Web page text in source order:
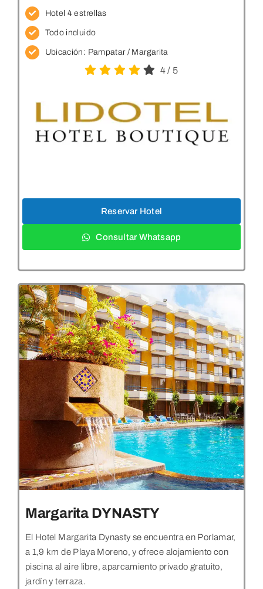
Hotel 4 estrellas
Todo incluido
Ubicación: Pampatar/ Margarita
4/ 5
Reservar Hotel
Consultar Whatsapp
Margarita DYNASTY
El Hotel Margarita Dynasty se encuentra en Porlamar,
a 1,9 km de Playa Moreno, y ofrece alojamiento con
piscina al aire libre, aparcamiento privado gratuito,
jardín y terraza.